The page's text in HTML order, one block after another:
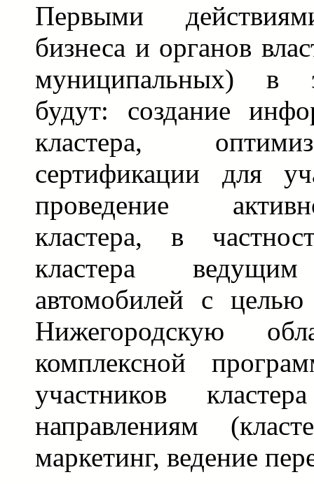
Первыми
бизнеса и органов
муниципальных) в
будут: создание
кластера,
сертификации для
проведение
кластера, в
кластера ведущим
автомобилей с
Нижегородскую
комплексной
участников
направлениям
маркетинг, ведение